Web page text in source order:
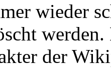
wieder
der